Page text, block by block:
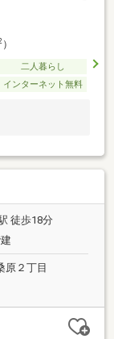
）
二人暮らし
インターネット無料
徒歩18分
原２丁目